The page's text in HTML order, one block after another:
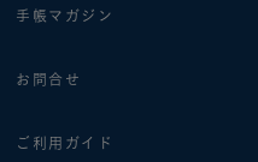
手帳マガジン
お問合せ
ご利用ガイド